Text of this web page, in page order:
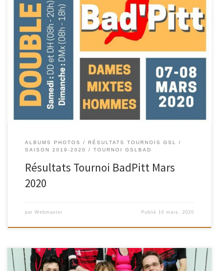
Notre 10 ème tournoi Bad Pitt de Doubles s’est déroulé ce weekend du
7 et 8 mars 2020 Palmarès de la 1ère journée du 7 : Série 1 DD :
Vainqueur : GOUBET Lucie – WU Dan Finaliste : DA FREITAS Sandra –
GRANGER Flore Série 2 DD : Vainqueur : ROUCHOUZE […]
ALBUMS PHOTOS
RÉSULTATS TOURNOIS GSL
SAISON 2019-2020
TOURNOI GSLBAD
Résultats Tournoi BadPitt Mars
2020
par Webmaster Publié 10 mars, 2020